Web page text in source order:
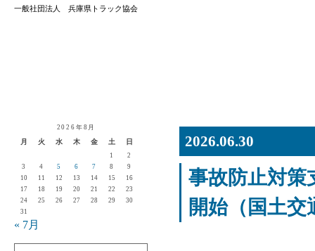
一般社団法人 兵庫県トラック協会
2026年8月
月 火 水 木 金 土 日
1
2
3
4 5 6 7 8
9
10
11 12 13 14 15
16
17
18 19 20 21 22
23
24
25 26 27 28 29
30
31
« 7月
2026.06.30
事故防止対策
開始（国土交